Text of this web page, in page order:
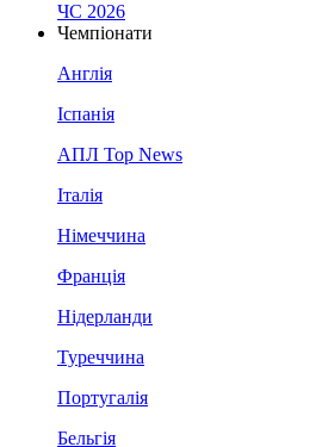
ЧС 2026
Чемпіонати
Англія
Іспанія
АПЛ Top News
Італія
Німеччина
Франція
Нідерланди
Туреччина
Португалія
Бельгія